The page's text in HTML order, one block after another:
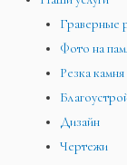
Граверные
Фото на
Резка камня
Дизайн
Чертежи